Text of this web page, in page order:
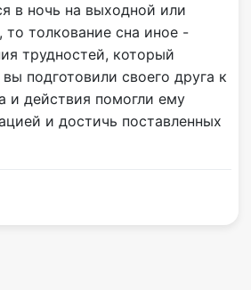
в ночь на выходной или
то толкование сна иное -
трудностей, который
подготовили своего друга к
и действия помогли ему
и достичь поставленных